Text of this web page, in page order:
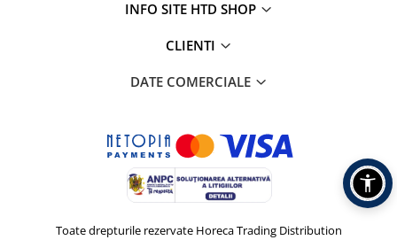
INFO SITE HTD SHOP
CLIENTI
DATE COMERCIALE
Toate drepturile rezervate Horeca Trading Distribution